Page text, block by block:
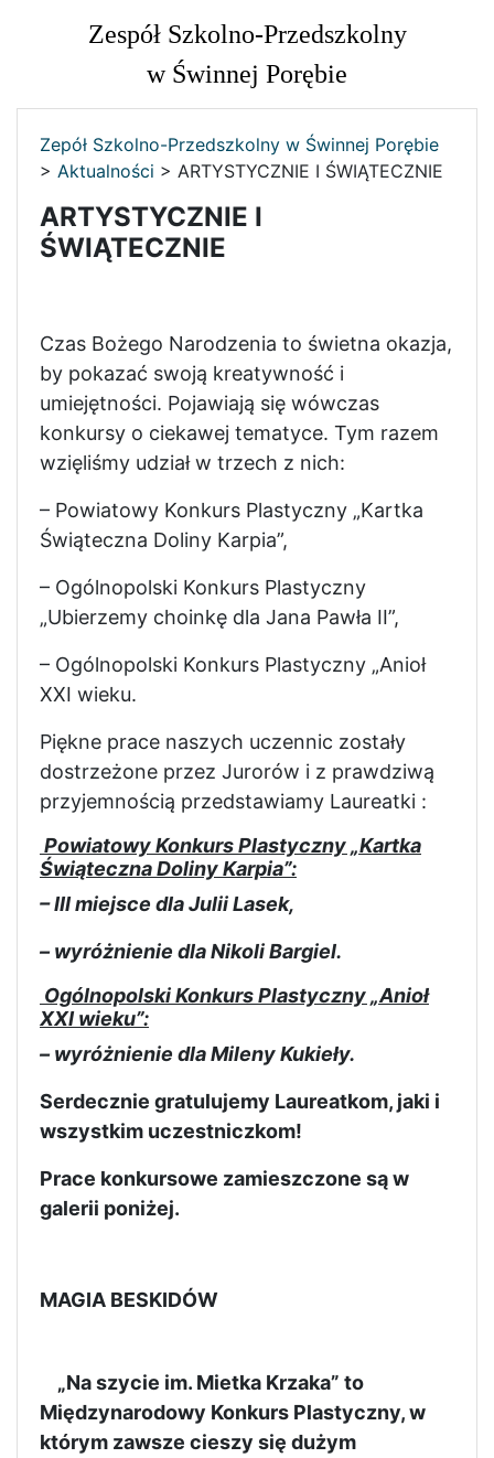
Zespół Szkolno-Przedszkolny
w Świnnej Porębie
Zepół Szkolno-Przedszkolny w Świnnej Porębie
> Aktualności > ARTYSTYCZNIE I ŚWIĄTECZNIE
ARTYSTYCZNIE I
ŚWIĄTECZNIE
Czas Bożego Narodzenia to świetna okazja,
by pokazać swoją kreatywność i
umiejętności. Pojawiają się wówczas
konkursy o ciekawej tematyce. Tym razem
wzięliśmy udział w trzech z nich:
– Powiatowy Konkurs Plastyczny „Kartka
Świąteczna Doliny Karpia”,
– Ogólnopolski Konkurs Plastyczny
„Ubierzemy choinkę dla Jana Pawła II”,
– Ogólnopolski Konkurs Plastyczny „Anioł
XXI wieku.
Piękne prace naszych uczennic zostały
dostrzeżone przez Jurorów i z prawdziwą
przyjemnością przedstawiamy Laureatki :
Powiatowy Konkurs Plastyczny „Kartka
Świąteczna Doliny Karpia”:
– III miejsce dla Julii Lasek,
– wyróżnienie dla Nikoli Bargiel.
Ogólnopolski Konkurs Plastyczny „Anioł
XXI wieku”:
– wyróżnienie dla Mileny Kukieły.
Serdecznie gratulujemy Laureatkom, jaki i
wszystkim uczestniczkom!
Prace konkursowe zamieszczone są w
galerii poniżej.
MAGIA BESKIDÓW
„Na szycie im. Mietka Krzaka” to
Międzynarodowy Konkurs Plastyczny, w
którym zawsze cieszy się dużym